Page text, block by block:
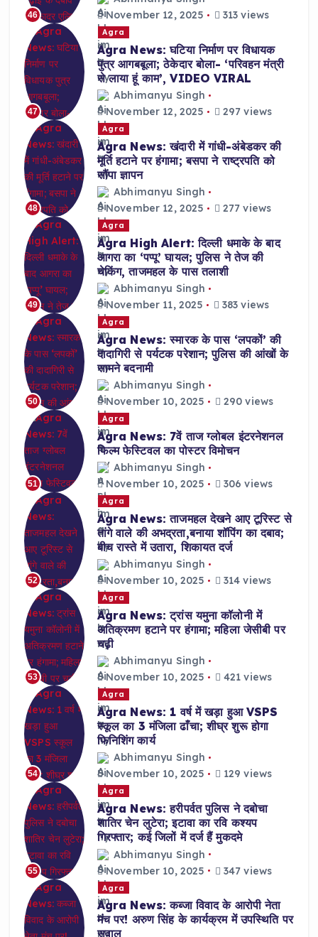
46
November 12, 2025
313 views
47
Agra
Agra News: घटिया निर्माण पर विधायक
पुत्र आगबबूला; ठेकेदार बोला- ‘परिवहन मंत्री
से लाया हूं काम’, VIDEO VIRAL
Abhimanyu Singh
November 12, 2025
297 views
48
Agra
Agra News: खंदारी में गांधी-अंबेडकर की
मूर्ति हटाने पर हंगामा; बसपा ने राष्ट्रपति को
सौंपा ज्ञापन
Abhimanyu Singh
November 12, 2025
277 views
49
Agra
Agra High Alert: दिल्ली धमाके के बाद
आगरा का ‘पप्पू’ घायल; पुलिस ने तेज की
चेकिंग, ताजमहल के पास तलाशी
Abhimanyu Singh
November 11, 2025
383 views
50
Agra
Agra News: स्मारक के पास ‘लपकों’ की
दादागिरी से पर्यटक परेशान; पुलिस की आंखों के
सामने बदनामी
Abhimanyu Singh
November 10, 2025
290 views
51
Agra
Agra News: 7वें ताज ग्लोबल इंटरनेशनल
फिल्म फेस्टिवल का पोस्टर विमोचन
Abhimanyu Singh
November 10, 2025
306 views
52
Agra
Agra News: ताजमहल देखने आए टूरिस्ट से
तांगे वाले की अभद्रता,बनाया शॉपिंग का दबाव;
बीच रास्ते में उतारा, शिकायत दर्ज
Abhimanyu Singh
November 10, 2025
314 views
53
Agra
Agra News: ट्रांस यमुना कॉलोनी में
अतिक्रमण हटाने पर हंगामा; महिला जेसीबी पर
चढ़ी
Abhimanyu Singh
November 10, 2025
421 views
54
Agra
Agra News: 1 वर्ष में खड़ा हुआ VSPS
स्कूल का 3 मंजिला ढाँचा; शीघ्र शुरू होगा
फिनिशिंग कार्य
Abhimanyu Singh
November 10, 2025
129 views
55
Agra
Agra News: हरीपर्वत पुलिस ने दबोचा
शातिर चेन लुटेरा; इटावा का रवि कश्यप
गिरफ्तार; कई जिलों में दर्ज हैं मुकदमे
Abhimanyu Singh
November 10, 2025
347 views
Agra
Agra News: कब्जा विवाद के आरोपी नेता
मंच पर! अरुण सिंह के कार्यक्रम में उपस्थिति पर
सवाल